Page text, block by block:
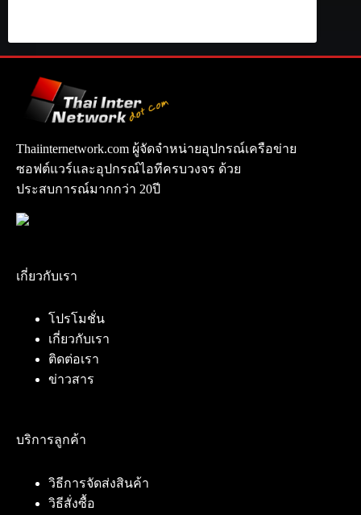
Thaiinternetwork.com ผู้จัดจำหน่ายอุปกรณ์เครือข่าย
ซอฟต์แวร์และอุปกรณ์ไอทีครบวงจร ด้วย
ประสบการณ์มากกว่า 20ปี
เกี่ยวกับเรา
โปรโมชั่น
เกี่ยวกับเรา
ติดต่อเรา
ข่าวสาร
บริการลูกค้า
วิธีการจัดส่งสินค้า
วิธีสั่งซื้อ